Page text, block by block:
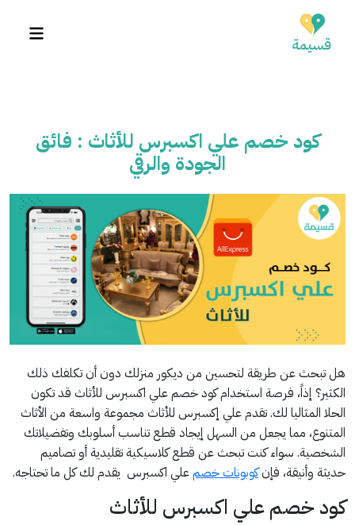
كود خصم علي اكسبرس للأثاث : فائق
الجودة والرقي
هل تبحث عن طريقة لتحسين من ديكور منزلك دون أن تكلفك ذلك
الكثير؟ إذاً، فرصة استخدام كود خصم علي اكسبرس للأثاث قد تكون
الحلا المثاليا لك. تقدم علي إكسبرس للأثاث مجموعة واسعة من الأثاث
المتنوع، مما يجعل من السهل إيجاد قطع تناسب أسلوبك وتفضيلاتك
الشخصية. سواء كنت تبحث عن قطع كلاسيكية تقليدية أو تصاميم
حديثة وأنيقة، فإنكوبونات خصمعلي اكسبرس يقدم لك كل ما تحتاجه.
كود خصم علي اكسبرس للأثاث